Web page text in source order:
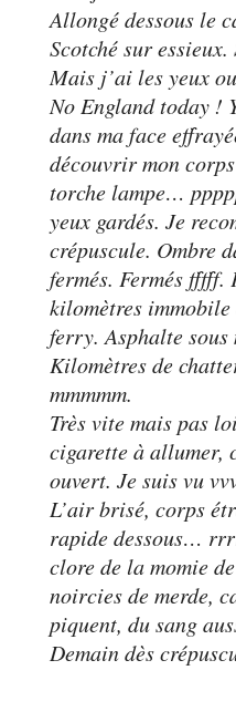
Allongé dessous le
Scotché sur essieux.
Mais j’ai les yeux
No England today !
dans ma face
découvrir mon
torche lampe…
yeux gardés. Je
crépuscule. Ombre
fermés. Fermés fffff.
kilomètres immobile
ferry. Asphalte sous
Kilomètres de
mmmmm.
Très vite mais pas
cigarette à allumer,
ouvert. Je suis vu
L’air brisé, corps
rapide dessous…
clore de la momie
noircies de merde,
piquent, du sang
Demain dès